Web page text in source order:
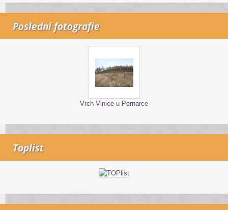
Poslední fotografie
Vrch Vinice u Pernarce
Toplist